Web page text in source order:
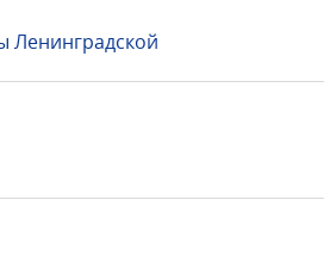
Ленинградской